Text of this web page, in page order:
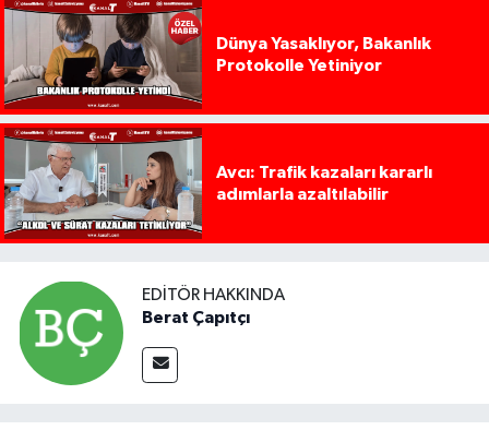
Dünya Yasaklıyor, Bakanlık
Protokolle Yetiniyor
Avcı: Trafik kazaları kararlı
adımlarla azaltılabilir
EDITÖR HAKKINDA
Berat Çapıtçı